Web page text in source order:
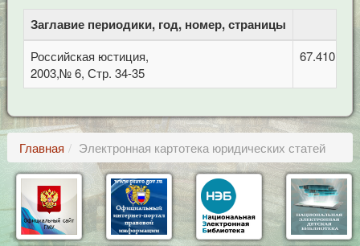
Заглавие периодики, год, номер, страницы
Российская юстиция,
2003,№ 6, Стр. 34-35
67.410
Главная Электронная картотека юридических статей